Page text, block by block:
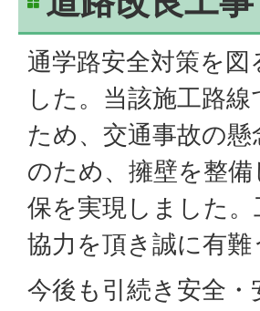
通学路安全対策を
した。当該施工路
ため、交通事故の
のため、擁壁を整
保を実現しました
協力を頂き誠に有
今後も引続き安全